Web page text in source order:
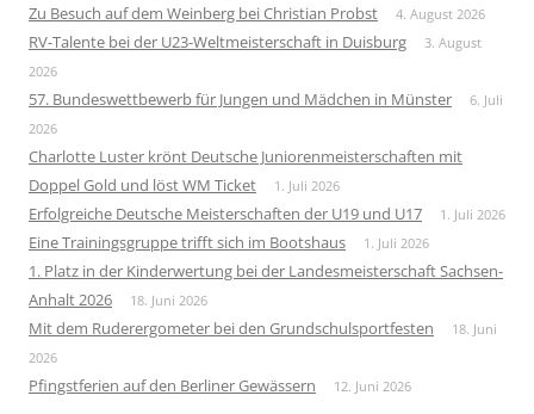
Zu Besuch auf dem Weinberg bei Christian Probst 4. August 2026
RV-Talente bei der U23-Weltmeisterschaft in Duisburg
3. August
2026
57. Bundeswettbewerb für Jungen und Mädchen in Münster
6. Juli
2026
Charlotte Luster krönt Deutsche Juniorenmeisterschaften mit
Doppel Gold und löst WM Ticket
1. Juli 2026
Erfolgreiche Deutsche Meisterschaften der U19 und U17 1. Juli 2026
Eine Trainingsgruppe trifft sich im Bootshaus 1. Juli 2026
1. Platz in der Kinderwertung bei der Landesmeisterschaft Sachsen-
Anhalt 2026
18. Juni 2026
Mit dem Ruderergometer bei den Grundschulsportfesten
18. Juni
2026
Pfingstferien auf den Berliner Gewässern 12. Juni 2026